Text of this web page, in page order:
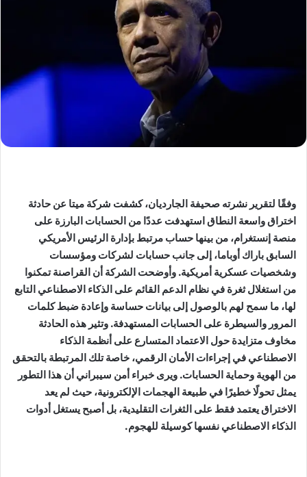
وفقًا لتقرير نشرته صحيفة الجارديان، كشفت شركة ميتا عن حادثة
اختراق واسعة النطاق استهدفت عددًا من الحسابات البارزة على
منصة إنستغرام، من بينها حساب مرتبط بإدارة الرئيس الأمريكي
السابق باراك أوباما، إلى جانب حسابات لشركات ومؤسسات
وشخصيات عسكرية أمريكية. وأوضحت الشركة أن القراصنة تمكنوا
من استغلال ثغرة في نظام الدعم القائم على الذكاء الاصطناعي التابع
لها، ما سمح لهم بالوصول إلى بيانات حساسة وإعادة ضبط كلمات
المرور والسيطرة على الحسابات المستهدفة. وتثير هذه الحادثة
مخاوف متزايدة حول الاعتماد المتسارع على أنظمة الذكاء
الاصطناعي في إجراءات الأمان الرقمي، خاصة تلك المرتبطة بالتحقق
من الهوية وحماية الحسابات. ويرى خبراء أمن سيبراني أن هذا التطور
يمثل تحولًا خطيرًا في طبيعة الهجمات الإلكترونية، حيث لم يعد
الاختراق يعتمد فقط على الثغرات التقليدية، بل أصبح يستغل أدوات
الذكاء الاصطناعي نفسها كوسيلة للهجوم.